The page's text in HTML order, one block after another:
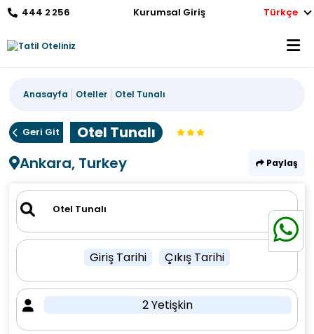
444 2 256 Kurumsal Giriş Türkçe
Anasayfa Oteller Otel Tunalı
Geri Git
Otel Tunalı
Ankara, Turkey
Paylaş
Giriş Tarihi Çıkış Tarihi
2 Yetişkin